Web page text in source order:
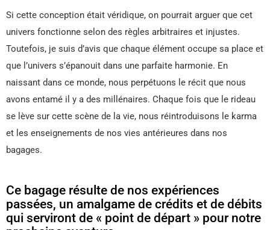
Si cette conception était véridique, on pourrait arguer que cet
univers fonctionne selon des règles arbitraires et injustes.
Toutefois, je suis d’avis que chaque élément occupe sa place et
que l’univers s’épanouit dans une parfaite harmonie. En
naissant dans ce monde, nous perpétuons le récit que nous
avons entamé il y a des millénaires. Chaque fois que le rideau
se lève sur cette scène de la vie, nous réintroduisons le karma
et les enseignements de nos vies antérieures dans nos
bagages.
Ce bagage résulte de nos expériences
passées, un amalgame de crédits et de débits
qui serviront de « point de départ » pour notre